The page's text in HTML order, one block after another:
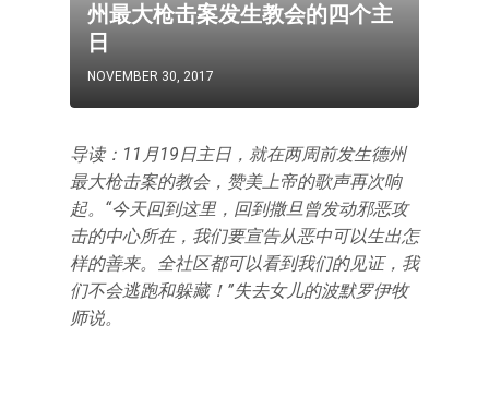
州最大枪击案发生教会的四个主
日
NOVEMBER 30, 2017
导读：11月19日主日，就在两周前发生德州
最大枪击案的教会，赞美上帝的歌声再次响
起。“今天回到这里，回到撒旦曾发动邪恶攻
击的中心所在，我们要宣告从恶中可以生出怎
样的善来。全社区都可以看到我们的见证，我
们不会逃跑和躲藏！”失去女儿的波默罗伊牧
师说。